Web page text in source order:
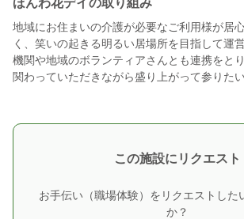
地域にお住まいの介護が必要なご利用様が居
く、笑いの起きる明るい居場所を目指して運
機関や地域のボランティアさんとも連携をと
関わっていただきながら盛り上がって参りた
この施設にリクエスト
お手伝い（職場体験）をリクエストした
か？